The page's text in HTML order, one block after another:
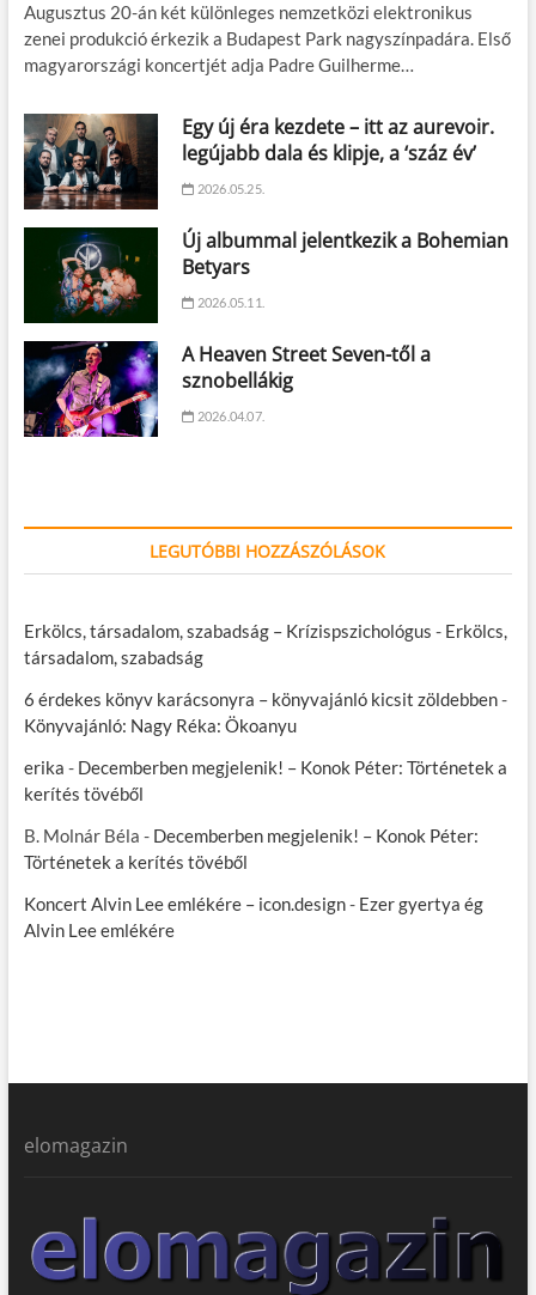
Augusztus 20-án két különleges nemzetközi elektronikus
zenei produkció érkezik a Budapest Park nagyszínpadára. Első
magyarországi koncertjét adja Padre Guilherme…
Egy új éra kezdete – itt az aurevoir.
legújabb dala és klipje, a ‘száz év’
2026.05.25.
Új albummal jelentkezik a Bohemian
Betyars
2026.05.11.
A Heaven Street Seven-től a
sznobellákig
2026.04.07.
LEGUTÓBBI HOZZÁSZÓLÁSOK
Erkölcs, társadalom, szabadság – Krízispszichológus - Erkölcs,
társadalom, szabadság
6 érdekes könyv karácsonyra – könyvajánló kicsit zöldebben-
Könyvajánló: Nagy Réka: Ökoanyu
erika - Decemberben megjelenik! – Konok Péter: Történetek a
kerítés tövéből
B. Molnár Béla - Decemberben megjelenik! – Konok Péter:
Történetek a kerítés tövéből
Koncert Alvin Lee emlékére – icon.design- Ezer gyertya ég
Alvin Lee emlékére
elomagazin